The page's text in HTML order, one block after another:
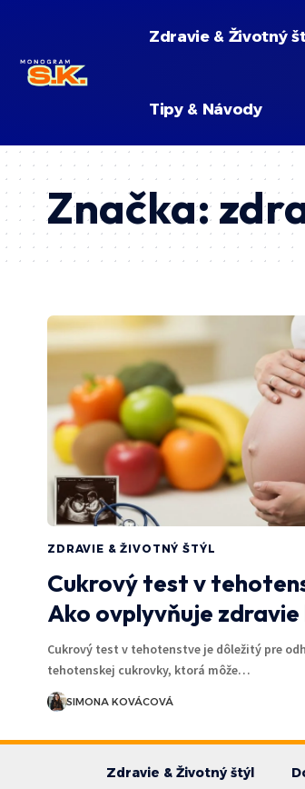
Zdravie & Životný
Tipy & Návody
Značka:
ZDRAVIE & ŽIVOTNÝ ŠTÝL
Cukrový test v
Ako ovplyvňuje
Cukrový test v tehotenstve je dôležitý pre
tehotenskej cukrovky, ktorá môže…
SIMONA KOVÁCOVÁ
Zdravie & Životný štýl